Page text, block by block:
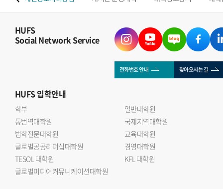
HUFS
Social Network Service
전화번호 안내 찾아오시는 길
HUFS입학안내
학부
일반대학원
통번역대학원
국제지역대학원
법학전문대학원
교육대학원
글로벌공공리더십대학원
경영대학원
TESOL 대학원
KFL 대학원
글로벌미디어커뮤니케이션대학원